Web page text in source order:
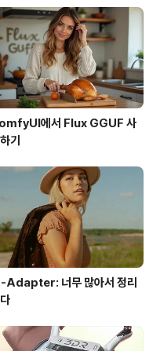
계청의 주
계청에서
니다. 일
에서 Flux GGUF 사
기
Adapter: 너무 많아서 정리